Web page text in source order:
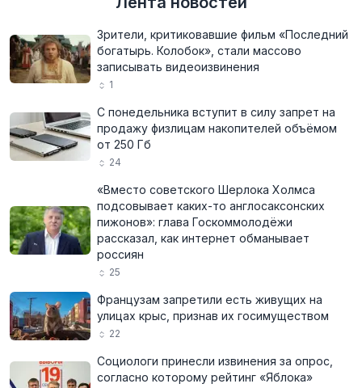
Зрители, критиковавшие фильм «Последний
богатырь. Колобок», стали массово
записывать видеоизвинения
1
С понедельника вступит в силу запрет на
продажу физлицам накопителей объёмом
от 250 Гб
24
«Вместо советского Шерлока Холмса
подсовывает каких-то англосаксонских
пижонов»: глава Госкоммолодёжи
рассказал, как интернет обманывает
россиян
25
Французам запретили есть живущих на
улицах крыс, признав их госимуществом
22
Социологи принесли извинения за опрос,
согласно которому рейтинг «Яблока»